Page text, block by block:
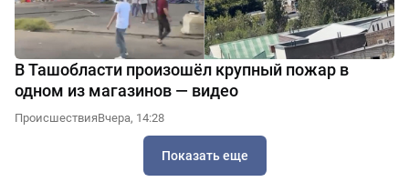
В Ташобласти произошёл крупный пожар в
одном из магазинов — видео
ПроисшествияВчера, 14:28
Показать еще